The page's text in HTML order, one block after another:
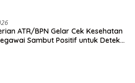
ATR/BPN Gelar Cek Kesehatan
Sambut Positif untuk Deteksi